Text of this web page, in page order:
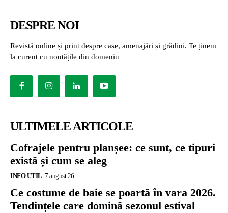
DESPRE NOI
Revistă online și print despre case, amenajări și grădini. Te ținem
la curent cu noutățile din domeniu
ULTIMELE ARTICOLE
Cofrajele pentru planșee: ce sunt, ce tipuri
există și cum se aleg
INFO UTIL 7 august 26
Ce costume de baie se poartă în vara 2026.
Tendințele care domină sezonul estival